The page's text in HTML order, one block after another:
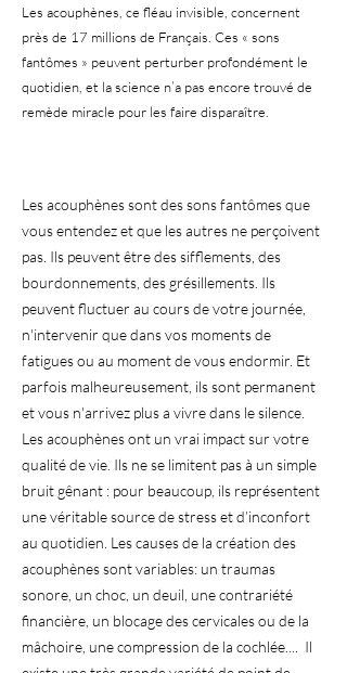
Les acouphènes, ce fléau invisible, concernent
près de 17 millions de Français. Ces « sons
fantômes » peuvent perturber profondément le
quotidien, et la science n’a pas encore trouvé de
remède miracle pour les faire disparaître.
Les acouphènes sont des sons fantômes que
vous entendez et que les autres ne perçoivent
pas. Ils peuvent être des sifflements, des
bourdonnements, des grésillements. Ils
peuvent fluctuer au cours de votre journée,
n'intervenir que dans vos moments de
fatigues ou au moment de vous endormir. Et
parfois malheureusement, ils sont permanent
et vous n'arrivez plus a vivre dans le silence.
Les acouphènes ont un vrai impact sur votre
qualité de vie. Ils ne se limitent pas à un simple
bruit gênant : pour beaucoup, ils représentent
une véritable source de stress et d’inconfort
au quotidien. Les causes de la création des
acouphènes sont variables: un traumas
sonore, un choc, un deuil, une contrariété
financière, un blocage des cervicales ou de la
mâchoire, une compression de la cochlée.... Il